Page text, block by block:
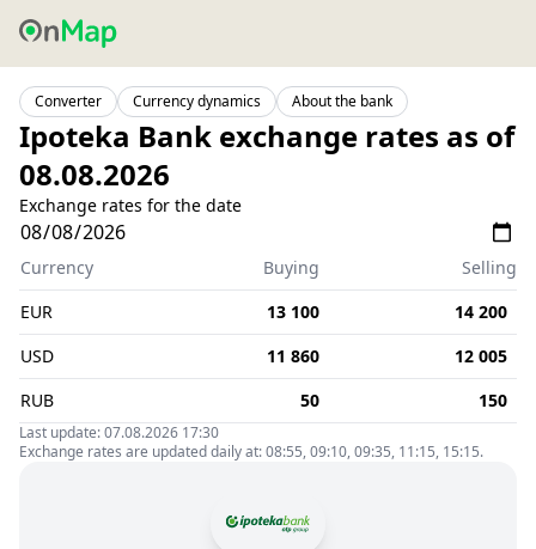
Converter Currency dynamics About the bank
Ipoteka Bank exchange rates as of
08.08.2026
Exchange rates for the date
Currency Buying
Selling
EUR
13 100
14 200
USD
11 860
12 005
RUB
50 150
Last update: 07.08.2026 17:30
Exchange rates are updated daily at: 08:55, 09:10, 09:35, 11:15, 15:15.